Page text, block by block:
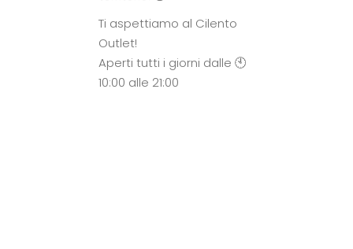
Ti aspettiamo al Cilento
Outlet!
Aperti tutti i giorni dalle 🕙
10:00 alle 21:00